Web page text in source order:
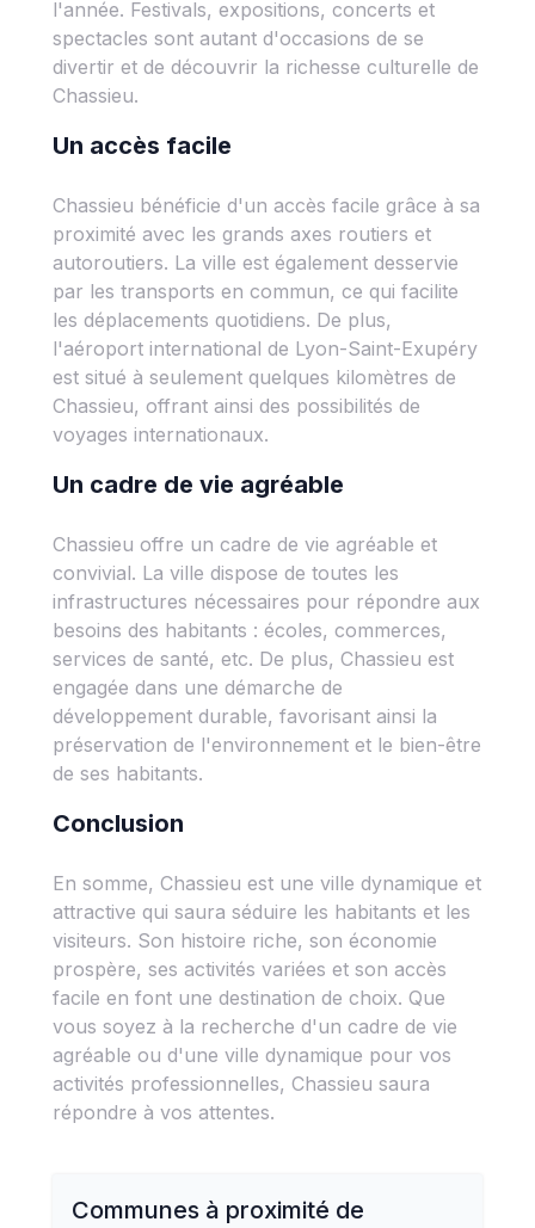
l'année. Festivals, expositions, concerts et
spectacles sont autant d'occasions de se
divertir et de découvrir la richesse culturelle de
Chassieu.
Un accès facile
Chassieu bénéficie d'un accès facile grâce à sa
proximité avec les grands axes routiers et
autoroutiers. La ville est également desservie
par les transports en commun, ce qui facilite
les déplacements quotidiens. De plus,
l'aéroport international de Lyon-Saint-Exupéry
est situé à seulement quelques kilomètres de
Chassieu, offrant ainsi des possibilités de
voyages internationaux.
Un cadre de vie agréable
Chassieu offre un cadre de vie agréable et
convivial. La ville dispose de toutes les
infrastructures nécessaires pour répondre aux
besoins des habitants : écoles, commerces,
services de santé, etc. De plus, Chassieu est
engagée dans une démarche de
développement durable, favorisant ainsi la
préservation de l'environnement et le bien-être
de ses habitants.
Conclusion
En somme, Chassieu est une ville dynamique et
attractive qui saura séduire les habitants et les
visiteurs. Son histoire riche, son économie
prospère, ses activités variées et son accès
facile en font une destination de choix. Que
vous soyez à la recherche d'un cadre de vie
agréable ou d'une ville dynamique pour vos
activités professionnelles, Chassieu saura
répondre à vos attentes.
Communes à proximité de